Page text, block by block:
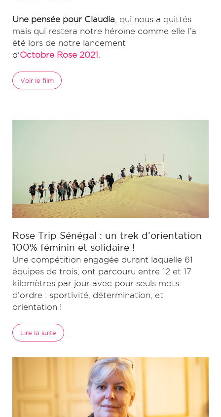
Une pensée pour Claudia , qui nous a quittés
mais qui restera notre héroïne comme elle l’a
été lors de notre lancement
d'Octobre Rose 2021
Voir le film
Rose Trip Sénégal : un trek d’orientation
100% féminin et solidaire !
Une compétition engagée durant laquelle 61
équipes de trois, ont parcouru entre 12 et 17
kilomètres par jour avec pour seuls mots
d’ordre : sportivité, détermination, et
orientation !
Lire la suite